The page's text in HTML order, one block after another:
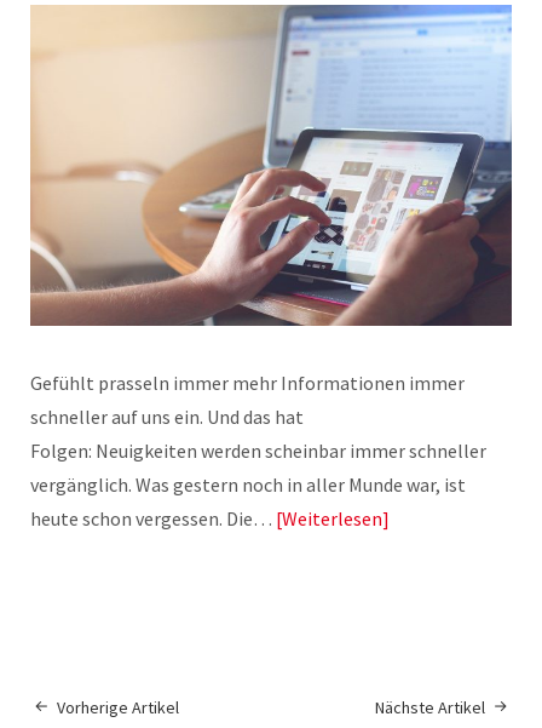
Gefühlt prasseln immer mehr Informationen immer
schneller auf uns ein. Und das hat
Folgen: Neuigkeiten werden scheinbar immer schneller
vergänglich. Was gestern noch in aller Munde war, ist
heute schon vergessen. Die… Weiterlesen
Vorherige Artikel Nächste Artikel